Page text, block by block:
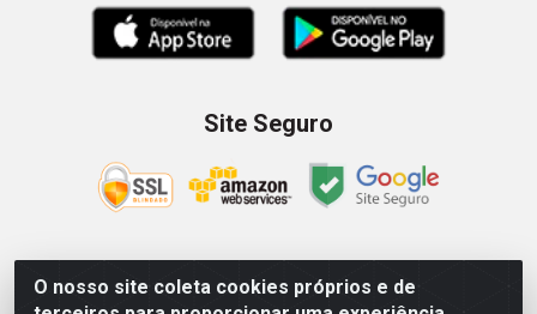
O nosso site coleta cookies próprios e de
Site Seguro
Zein Importação e Comércio LTDA - Av. Senador Queiróz, 274